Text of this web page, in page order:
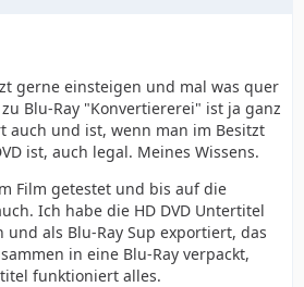
gerne einsteigen und mal was quer
Blu-Ray "Konvertiererei" ist ja ganz
auch und ist, wenn man im Besitzt
ist, auch legal. Meines Wissens.
Film getestet und bis auf die
Ich habe die HD DVD Untertitel
und als Blu-Ray Sup exportiert, das
in eine Blu-Ray verpackt,
funktioniert alles.